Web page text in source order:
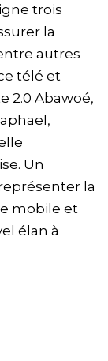
trois
la
autres
télé et
2.0 Abawoé,
Un
la
mobile et
élan à